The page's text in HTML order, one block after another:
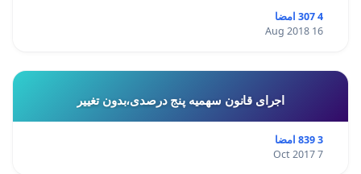
4 307 امضا
16 Aug 2018
اجرای قانون سهمیه پنج درصدی،بدون تغییر
3 839 امضا
7 Oct 2017